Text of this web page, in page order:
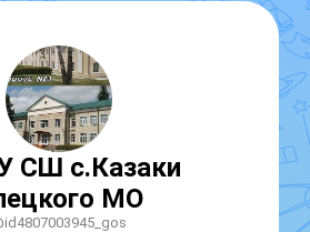
СШ с.Казаки
МО